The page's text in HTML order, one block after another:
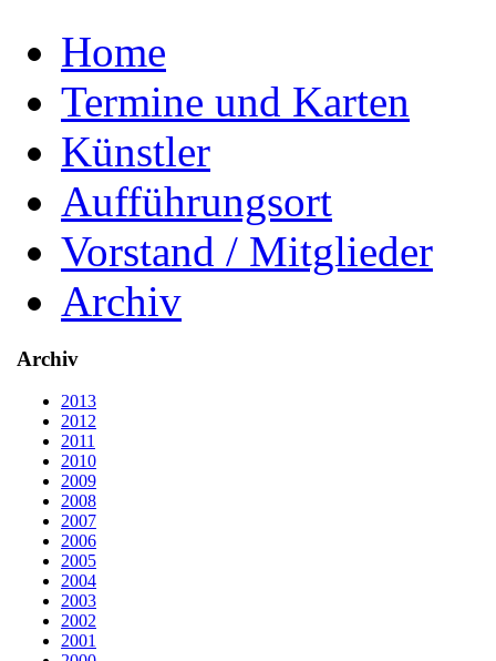
Home
Termine und Karten
Künstler
Aufführungsort
Vorstand / Mitglieder
Archiv
Archiv
2013
2012
2011
2010
2009
2008
2007
2006
2005
2004
2003
2002
2001